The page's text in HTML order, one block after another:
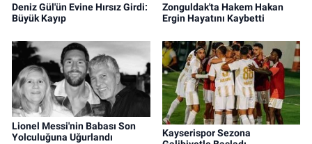
Deniz Gül'ün Evine Hırsız Girdi:
Büyük Kayıp
Zonguldak'ta Hakem Hakan
Ergin Hayatını Kaybetti
Lionel Messi'nin Babası Son
Yolculuğuna Uğurlandı
Kayserispor Sezona